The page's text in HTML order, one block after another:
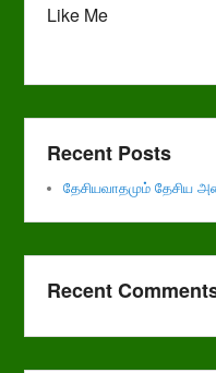
Like Me
Recent Posts
தேசியவாதமும் தேசிய
Recent